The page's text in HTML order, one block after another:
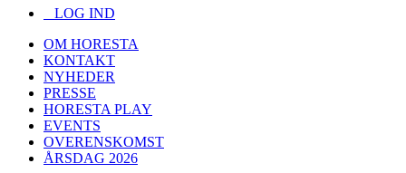
LOG IND
OM HORESTA
KONTAKT
NYHEDER
PRESSE
HORESTA PLAY
EVENTS
OVERENSKOMST
ÅRSDAG 2026